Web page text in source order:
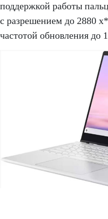
поддержкой работы
с разрешением до 2880
частотой обновления до